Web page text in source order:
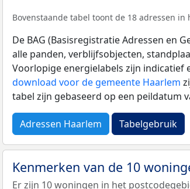
Bovenstaande tabel toont de 18 adressen in
De BAG (Basisregistratie Adressen en
alle panden, verblijfsobjecten,
Voorlopige energielabels zijn indicatief
download voor de gemeente Haarlem
tabel zijn gebaseerd op een peildatum
Adressen Haarlem Tabelgebruik
Kenmerken van de 10
Er zijn 10 woningen in het